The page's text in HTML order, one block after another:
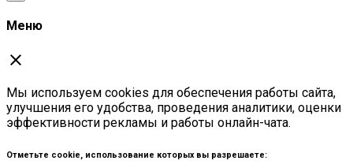
Меню
close
Мы используем cookies для обеспечения работы сайта,
улучшения его удобства, проведения аналитики, оценки
эффективности рекламы и работы онлайн-чата.
Отметьте cookie, использование которых вы разрешаете: